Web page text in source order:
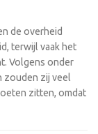
de overheid
terwijl vaak het
Volgens onder
zouden zij veel
zitten, omdat